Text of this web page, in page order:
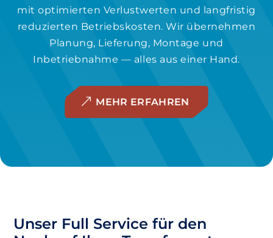
mit optimierten Verlustwerten und langfristig
reduzierten Betriebskosten. Wir übernehmen
Planung, Lieferung, Montage und
Inbetriebnahme — alles aus einer Hand.
MEHR ERFAHREN
Unser Full Service für den